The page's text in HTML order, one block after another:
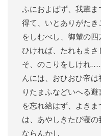
ふにおよばず、我輩
得て、いとありがた
をしむべし、御輦の
ひければ、たれもまさ
そ、のこりをしけれ
んには、おひおひ帝
りたまふなどいへる
を忘れ給はず、よき
は、あやしきたび寝
ならんかし